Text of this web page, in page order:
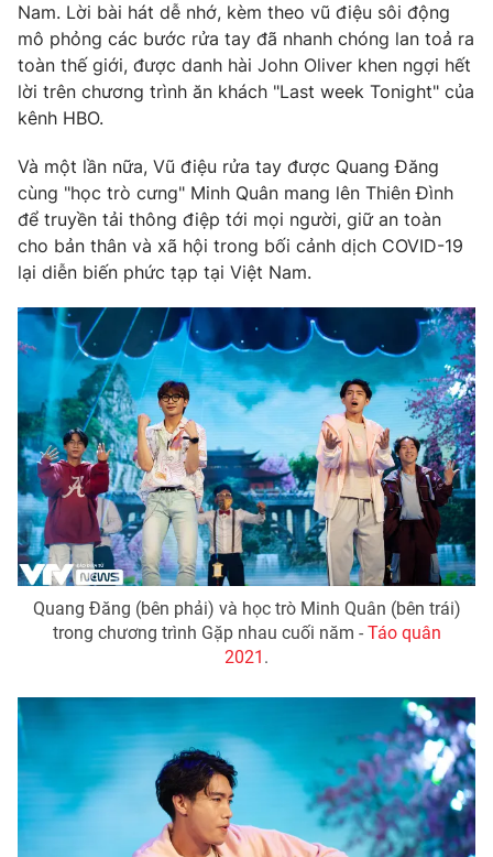
Góc doanh nghiệp
Truyền hình
Phim VTV
Hậu trường
Khán giả
Giải sao mai
Giải trí
Điện ảnh
Âm nhạc
Sao
Du lịch
Làm đẹp
Chất lượng cuộc sống
Giáo dục
Tuyển sinh
Công nghệ
Hitech Công nghệ tương lai
Sản phẩm
Thị trường
Tư vấn
Giao lưu trực tuyến
Lịch phát sóng
Chuyên mục khác
Emagazine Podcast
Photo Infographic
Shorts video
VTV Money
VTV Sức khoẻ Bất động sản
Thị trường 24h Tấm lòng Việt
Nam. Lời bài hát dễ nhớ, kèm theo vũ điệu sôi động
mô phỏng các bước rửa tay đã nhanh chóng lan toả ra
toàn thế giới, được danh hài John Oliver khen ngợi hết
lời trên chương trình ăn khách "Last week Tonight" của
kênh HBO.
Và một lần nữa, Vũ điệu rửa tay được Quang Đăng
cùng "học trò cưng" Minh Quân mang lên Thiên Đình
để truyền tải thông điệp tới mọi người, giữ an toàn
cho bản thân và xã hội trong bối cảnh dịch COVID-19
lại diễn biến phức tạp tại Việt Nam.
Quang Đăng (bên phải) và học trò Minh Quân (bên trái)
trong chương trình Gặp nhau cuối năm - Táo quân
2021 .